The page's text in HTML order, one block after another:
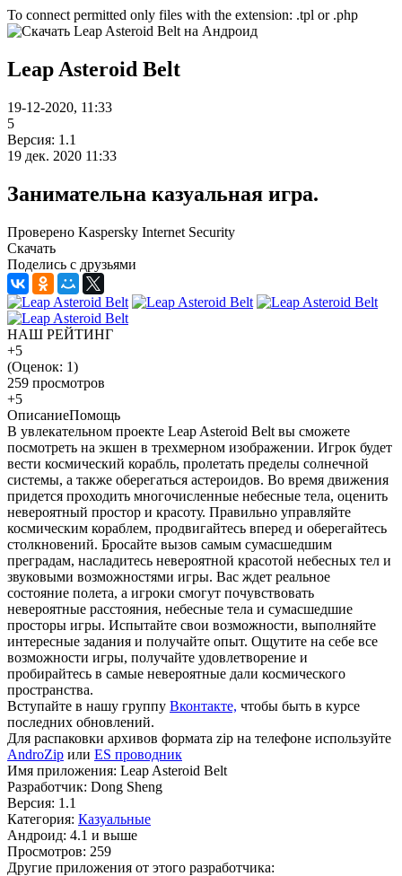
To connect permitted only files with the extension: .tpl or .php
Leap Asteroid Belt
19-12-2020, 11:33
5
Версия: 1.1
19 дек. 2020 11:33
Занимательна казуальная игра.
Проверено Kaspersky Internet Security
Скачать
Поделись с друзьями
НАШ РЕЙТИНГ
+5
(Оценок: 1)
259 просмотров
+5
ОписаниеПомощь
В увлекательном проекте Leap Asteroid Belt вы сможете
посмотреть на экшен в трехмерном изображении. Игрок будет
вести космический корабль, пролетать пределы солнечной
системы, а также оберегаться астероидов. Во время движения
придется проходить многочисленные небесные тела, оценить
невероятный простор и красоту. Правильно управляйте
космическим кораблем, продвигайтесь вперед и оберегайтесь
столкновений. Бросайте вызов самым сумасшедшим
преградам, насладитесь невероятной красотой небесных тел и
звуковыми возможностями игры. Вас ждет реальное
состояние полета, а игроки смогут почувствовать
невероятные расстояния, небесные тела и сумасшедшие
просторы игры. Испытайте свои возможности, выполняйте
интересные задания и получайте опыт. Ощутите на себе все
возможности игры, получайте удовлетворение и
пробирайтесь в самые невероятные дали космического
пространства.
Вступайте в нашу группу Вконтакте, чтобы быть в курсе
последних обновлений.
Для распаковки архивов формата zip на телефоне используйте
AndroZip или ES проводник
Имя приложения: Leap Asteroid Belt
Разработчик: Dong Sheng
Версия: 1.1
Категория: Казуальные
Андроид: 4.1 и выше
Просмотров: 259
Другие приложения от этого разработчика: